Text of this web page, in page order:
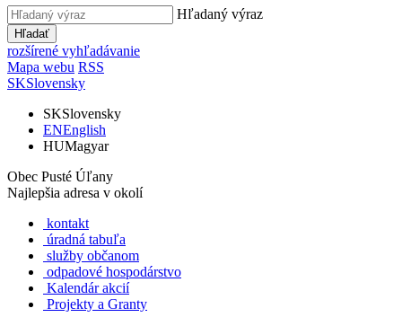
Hľadaný výraz
Hľadať
rozšírené vyhľadávanie
Mapa webu RSS
SKSlovensky
SKSlovensky
ENEnglish
HUMagyar
Obec Pusté Úľany
Najlepšia adresa v okolí
kontakt
úradná tabuľa
služby občanom
odpadové hospodárstvo
Kalendár akcií
Projekty a Granty